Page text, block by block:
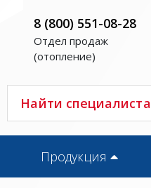
8 (800) 551-08-28
Отдел продаж
(отопление)
Найти специалиста
Продукция